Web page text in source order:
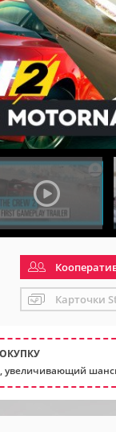
Карточки
увеличивающий